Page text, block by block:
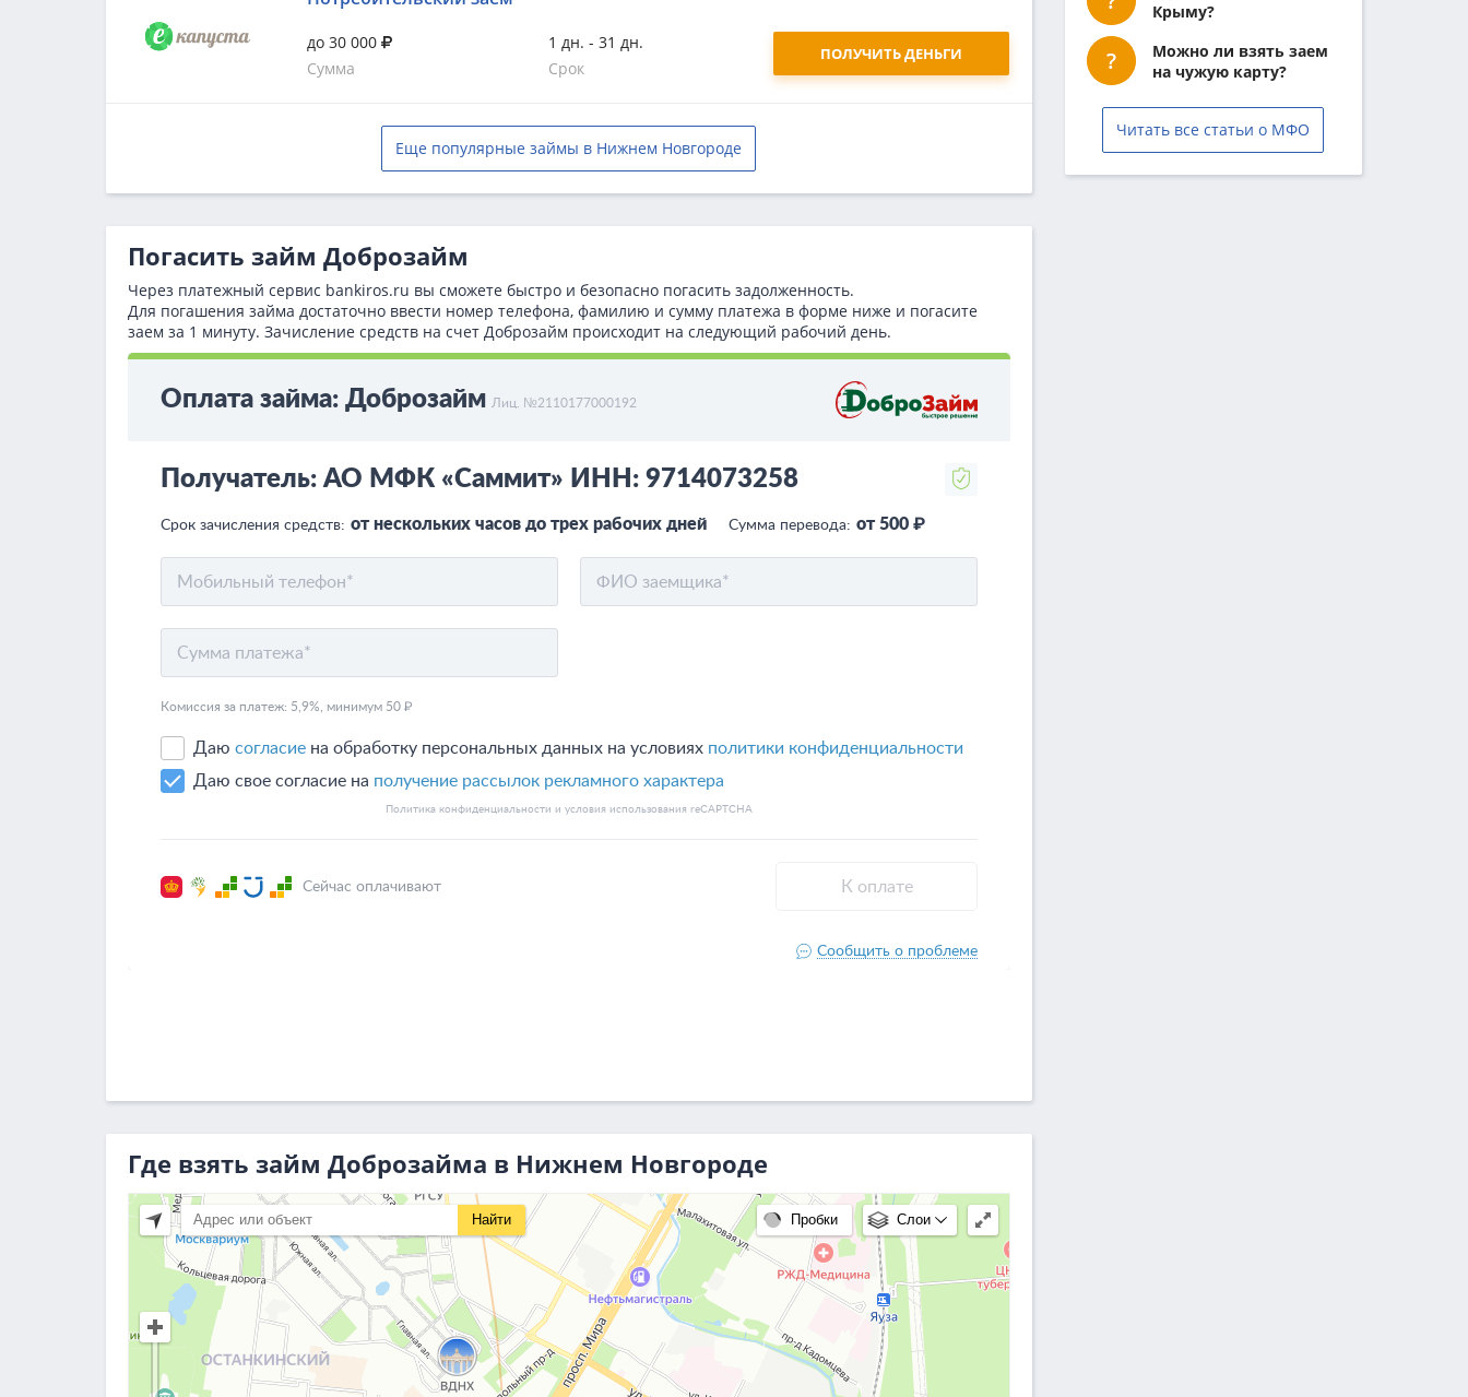
до 30 000
Сумма
1 дн. - 31 дн.
Срок
ПОЛУЧИТЬ ДЕНЬГИ
Еще популярные займы в Нижнем Новгороде
Погасить займ Доброзайм
Через платежный сервис bаnkiros.ru вы сможете быстро и безопасно погасить задолженность.
Для погашения займа достаточно ввести номер телефона, фамилию и сумму платежа в форме ниже и погасите
заем за 1 минуту. Зачисление средств на счет Доброзайм происходит на следующий рабочий день.
Где взять займ Доброзайма в Нижнем Новгороде
Найти Пробки Слои
Крыму?
Можно ли взять заем
на чужую карту?
Читать все статьи о МФО